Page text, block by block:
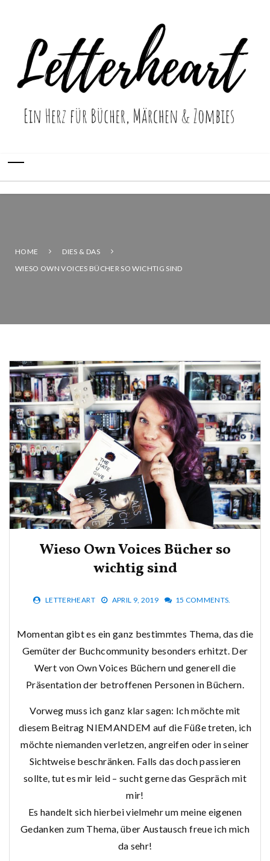
HOME
DIES & DAS
WIESO OWN VOICES BÜCHER SO WICHTIG SIND
Wieso Own Voices Bücher so
wichtig sind
LETTERHEART APRIL 9, 2019 15 COMMENTS.
Momentan gibt es ein ganz bestimmtes Thema, das die
Gemüter der Buchcommunity besonders erhitzt. Der
Wert von Own Voices Büchern und generell die
Präsentation der betroffenen Personen in Büchern.
Vorweg muss ich ganz klar sagen: Ich möchte mit
diesem Beitrag NIEMANDEM auf die Füße treten, ich
möchte niemanden verletzen, angreifen oder in seiner
Sichtweise beschränken. Falls das doch passieren
sollte, tut es mir leid – sucht gerne das Gespräch mit
mir!
Es handelt sich hierbei vielmehr um meine eigenen
Gedanken zum Thema, über Austausch freue ich mich
da sehr!